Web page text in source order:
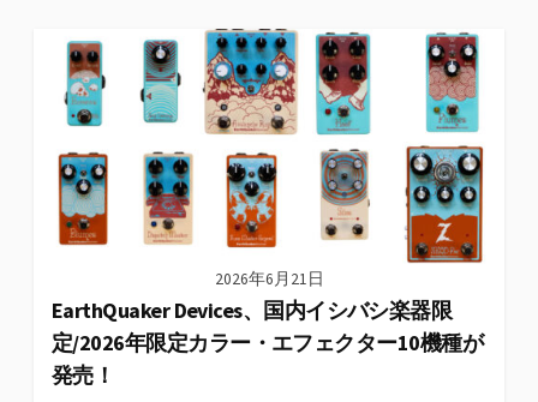
2026年6月21日
EarthQuaker Devices、国内イシバシ楽器限
定/2026年限定カラー・エフェクター10機種が
発売！